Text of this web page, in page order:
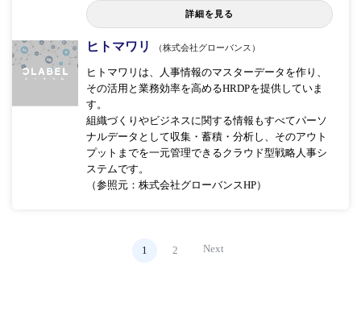
詳細を見る
ヒトマワリ （株式会社グローバンス）
ヒトマワリは、人事情報のマスターデータを作り、
その活用と業務効率を高めるHRDPを提供していま
す。
組織づくりやビジネスに関する情報もすべてパーソ
ナルデータとして収集・蓄積・分析し、そのアウト
プットまでを一元管理できるクラウド型戦略人事シ
ステムです。
（参照元：株式会社グローバンスHP）
1 2 Next